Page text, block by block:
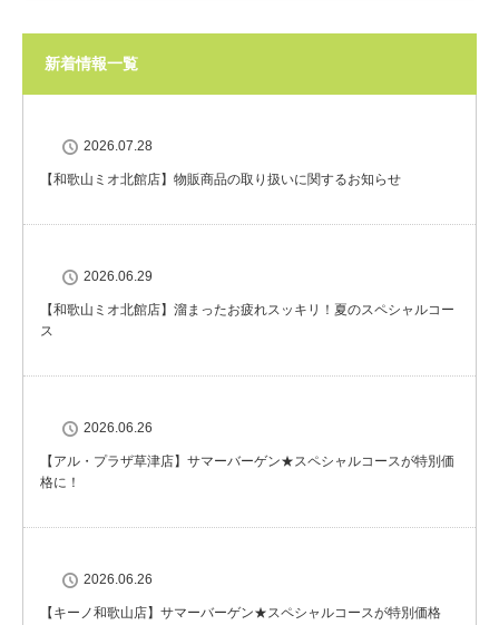
新着情報一覧
2026.07.28
【和歌山ミオ北館店】物販商品の取り扱いに関するお知らせ
2026.06.29
【和歌山ミオ北館店】溜まったお疲れスッキリ！夏のスペシャルコー
ス
2026.06.26
【アル・プラザ草津店】サマーバーゲン★スペシャルコースが特別価
格に！
2026.06.26
【キーノ和歌山店】サマーバーゲン★スペシャルコースが特別価格